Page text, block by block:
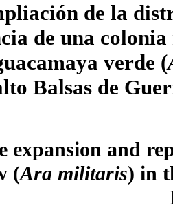
de la
de una
verde (
Balsas de
expansion and
(Ara militaris) in